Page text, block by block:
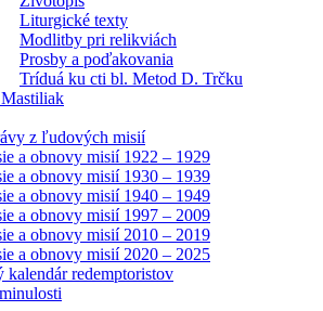
Liturgické texty
Modlitby pri relikviách
Prosby a poďakovania
Tríduá ku cti bl. Metod D. Trčku
z ľudových misií
a obnovy misií 1922 – 1929
a obnovy misií 1930 – 1939
a obnovy misií 1940 – 1949
a obnovy misií 1997 – 2009
a obnovy misií 2010 – 2019
a obnovy misií 2020 – 2025
kalendár redemptoristov